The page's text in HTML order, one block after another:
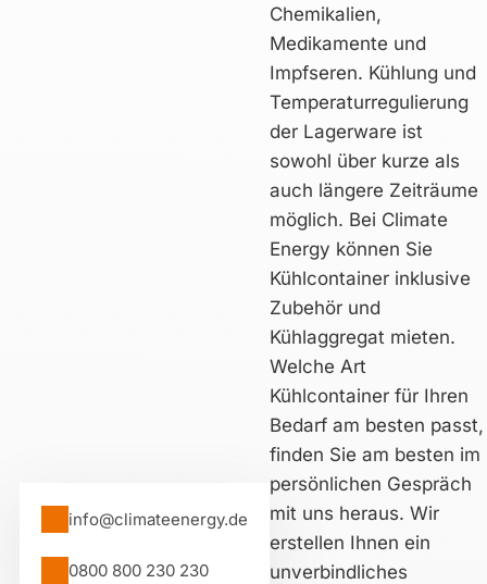
info@climateenergy.de
0800 800 230 230
Chemikalien,
Medikamente und
Impfseren. Kühlung und
Temperaturregulierung
der Lagerware ist
sowohl über kurze als
auch längere Zeiträume
möglich. Bei Climate
Energy können Sie
Kühlcontainer inklusive
Zubehör und
Kühlaggregat mieten.
Welche Art
Kühlcontainer für Ihren
Bedarf am besten passt,
finden Sie am besten im
persönlichen Gespräch
mit uns heraus. Wir
erstellen Ihnen ein
unverbindliches